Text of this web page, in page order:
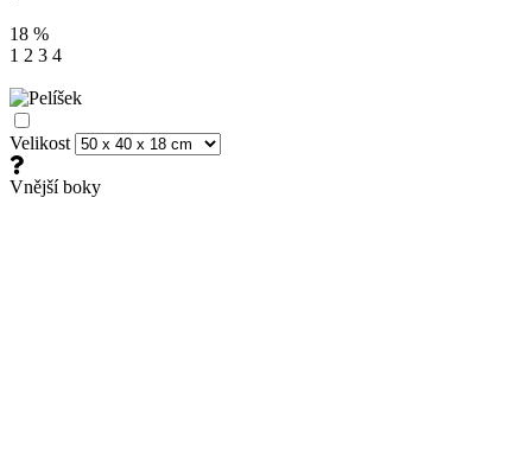
18 %
1 2 3 4
Velikost
Vnější boky